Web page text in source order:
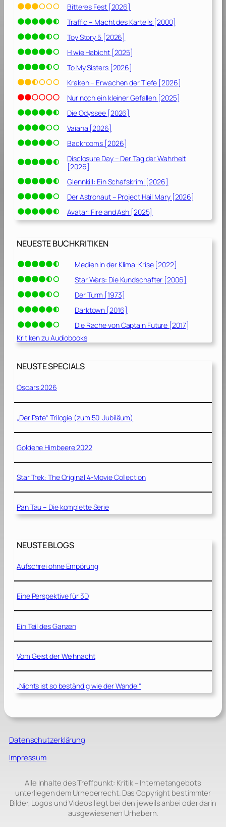
Bitteres Fest [2026]
Traffic – Macht des Kartells [2000]
Toy Story 5 [2026]
H wie Habicht [2025]
To My Sisters [2026]
Kraken – Erwachen der Tiefe [2026]
Nur noch ein kleiner Gefallen [2025]
Die Odyssee [2026]
Vaiana [2026]
Backrooms [2026]
Disclosure Day – Der Tag der Wahrheit
[2026]
Glennkill: Ein Schafskrimi [2026]
Der Astronaut – Project Hail Mary [2026]
Avatar: Fire and Ash [2025]
NEUESTE BUCHKRITIKEN
Medien in der Klima-Krise [2022]
Star Wars: Die Kundschafter [2006]
Der Turm [1973]
Darktown [2016]
Die Rache von Captain Future [2017]
Kritiken zu Audiobooks
NEUSTE SPECIALS
Oscars 2026
„Der Pate“ Trilogie (zum 50. Jubiläum)
Goldene Himbeere 2022
Star Trek: The Original 4-Movie Collection
Pan Tau – Die komplette Serie
NEUSTE BLOGS
Aufschrei ohne Empörung
Eine Perspektive für 3D
Ein Teil des Ganzen
Vom Geist der Weihnacht
„Nichts ist so beständig wie der Wandel“
Datenschutzerklärung
Impressum
Alle Inhalte des Treffpunkt: Kritik – Internetangebots
unterliegen dem Urheberrecht. Das Copyright bestimmter
Bilder, Logos und Videos liegt bei den jeweils anbei oder darin
ausgewiesenen Urhebern.